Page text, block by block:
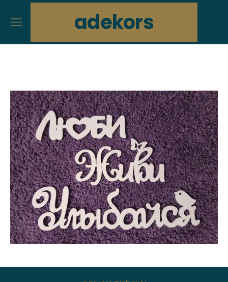
adekors